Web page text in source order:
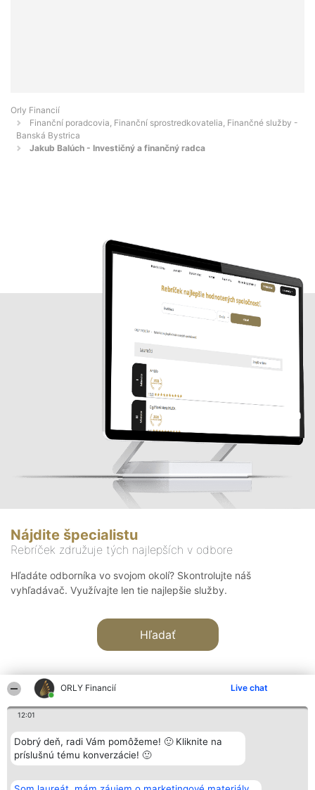
ORLY Financií Live chat
12:01
Dobrý deň, radi Vám pomôžeme! 🙂 Kliknite na
príslušnú tému konverzácie! 🙂
Orly Financií
Finanční poradcovia, Finanční sprostredkovatelia, Finančné služby -
Banská Bystrica
Jakub Balúch - Investičný a finančný radca
Nájdite špecialistu
Rebríček združuje tých najlepších v odbore
Hľadáte odborníka vo svojom okolí? Skontrolujte náš
vyhľadávač. Využívajte len tie najlepšie služby.
Hľadať
Organizátor hodnotenia
Bright Side Solutions sp. z o.
o. sp. k.
Wrocław 50-079
Hodnotenie
Laureáti
Lista
Laureatów
Kontakt
Kontakt